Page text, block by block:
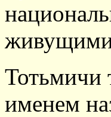
живущими
Тотьмичи
именем